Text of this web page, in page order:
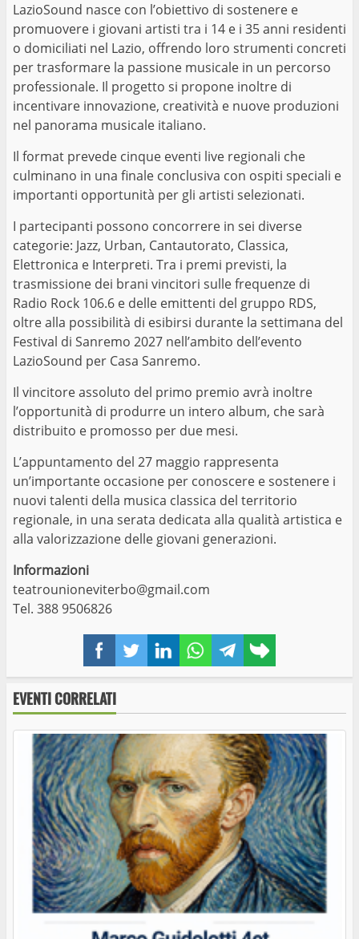
FacebookTwitterLinkedInWhatsAppTelegram
link
LazioSound nasce con l’obiettivo di sostenere e
promuovere i giovani artisti tra i 14 e i 35 anni residenti
o domiciliati nel Lazio, offrendo loro strumenti concreti
per trasformare la passione musicale in un percorso
professionale. Il progetto si propone inoltre di
incentivare innovazione, creatività e nuove produzioni
nel panorama musicale italiano.
Il format prevede cinque eventi live regionali che
culminano in una finale conclusiva con ospiti speciali e
importanti opportunità per gli artisti selezionati.
I partecipanti possono concorrere in sei diverse
categorie: Jazz, Urban, Cantautorato, Classica,
Elettronica e Interpreti. Tra i premi previsti, la
trasmissione dei brani vincitori sulle frequenze di
Radio Rock 106.6 e delle emittenti del gruppo RDS,
oltre alla possibilità di esibirsi durante la settimana del
Festival di Sanremo 2027 nell’ambito dell’evento
LazioSound per Casa Sanremo.
Il vincitore assoluto del primo premio avrà inoltre
l’opportunità di produrre un intero album, che sarà
distribuito e promosso per due mesi.
L’appuntamento del 27 maggio rappresenta
un’importante occasione per conoscere e sostenere i
nuovi talenti della musica classica del territorio
regionale, in una serata dedicata alla qualità artistica e
alla valorizzazione delle giovani generazioni.
Informazioni
teatrounioneviterbo@gmail.com
Tel. 388 9506826
EVENTI CORRELATINino Taranto al “Terme dei Papi Summer Live
Torna “Acrobazie Letterarie”: un mese di
cultura, dialogo e spettacolo nel cuore della
Tuscia
Il Teatro San Leonardo di Viterbo presenta il
Workshop “Tra Corpo e Anima”